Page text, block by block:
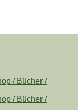
/ Bücher /
/ Bücher /